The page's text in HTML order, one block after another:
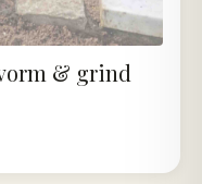
& grind